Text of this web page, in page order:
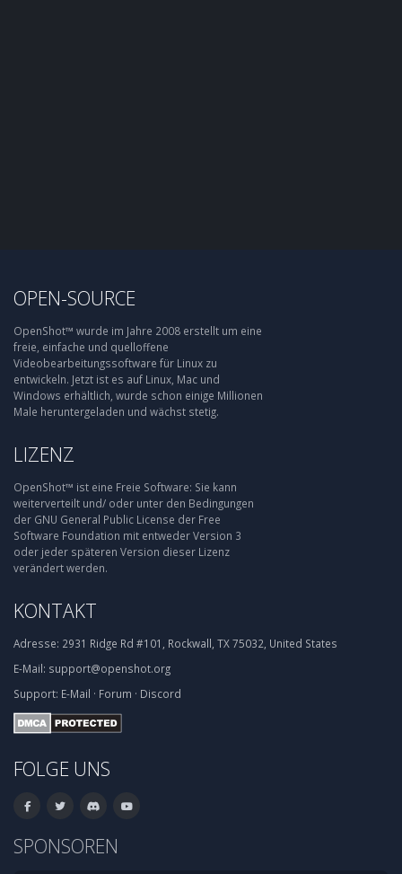
OPEN-SOURCE
OpenShot™ wurde im Jahre 2008 erstellt um eine
freie, einfache und quelloffene
Videobearbeitungssoftware für Linux zu
entwickeln. Jetzt ist es auf Linux, Mac und
Windows erhältlich, wurde schon einige Millionen
Male heruntergeladen und wächst stetig.
LIZENZ
OpenShot™ ist eine Freie Software: Sie kann
weiterverteilt und/ oder unter den Bedingungen
der GNU General Public License der Free
Software Foundation mit entweder Version 3
oder jeder späteren Version dieser Lizenz
verändert werden.
KONTAKT
Adresse: 2931 Ridge Rd #101, Rockwall, TX 75032, United States
E-Mail: support@openshot.org
Support: E-Mail · Forum · Discord
FOLGE UNS
SPONSOREN